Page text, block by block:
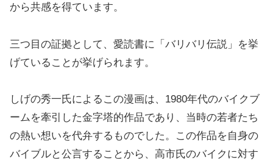
から共感を得ています。
三つ目の証拠として、愛読書に「バリバリ伝説」を挙
げていることが挙げられます。
しげの秀一氏によるこの漫画は、1980年代のバイクブ
ームを牽引した金字塔的作品であり、当時の若者たち
の熱い想いを代弁するものでした。この作品を自身の
バイブルと公言することから、高市氏のバイクに対す